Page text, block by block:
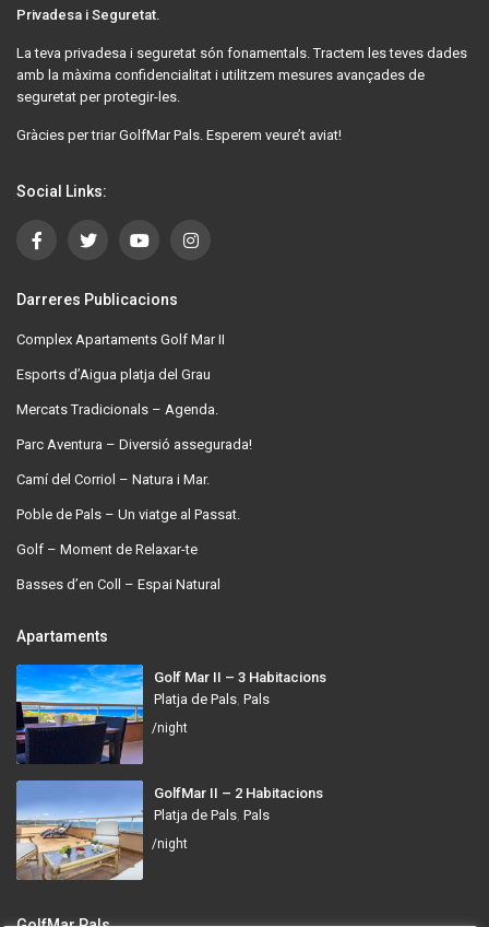
Privadesa i Seguretat.
La teva privadesa i seguretat són fonamentals. Tractem les teves dades
amb la màxima confidencialitat i utilitzem mesures avançades de
seguretat per protegir-les.
Gràcies per triar GolfMar Pals. Esperem veure’t aviat!
Social Links:
Darreres Publicacions
Complex Apartaments Golf Mar II
Esports d’Aigua platja del Grau
Mercats Tradicionals – Agenda.
Parc Aventura – Diversió assegurada!
Camí del Corriol – Natura i Mar.
Poble de Pals – Un viatge al Passat.
Golf – Moment de Relaxar-te
Basses d’en Coll – Espai Natural
Apartaments
Golf Mar II – 3 Habitacions
Platja de Pals, Pals
/night
GolfMar II – 2 Habitacions
Platja de Pals, Pals
/night